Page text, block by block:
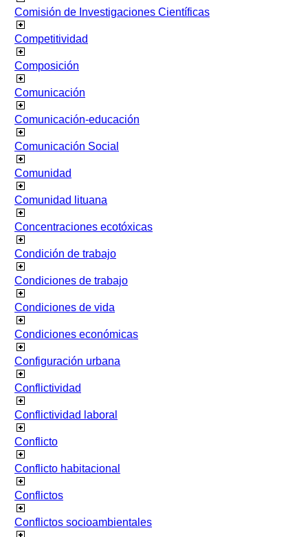
Comisión de Investigaciones Científicas
Competitividad
Composición
Comunicación
Comunicación-educación
Comunicación Social
Comunidad
Comunidad lituana
Concentraciones ecotóxicas
Condición de trabajo
Condiciones de trabajo
Condiciones de vida
Condiciones económicas
Configuración urbana
Conflictividad
Conflictividad laboral
Conflicto
Conflicto habitacional
Conflictos
Conflictos socioambientales